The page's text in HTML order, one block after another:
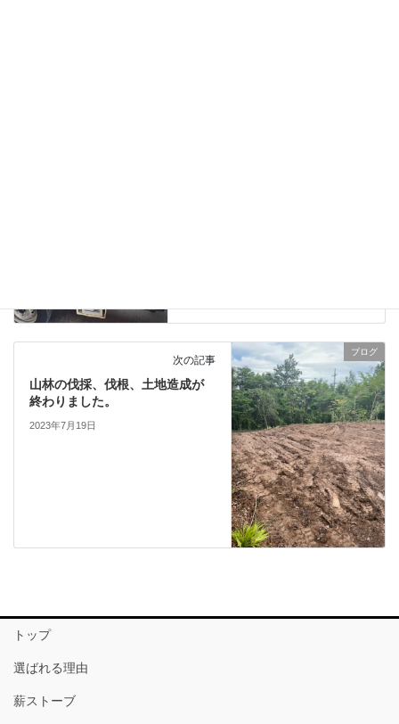
ブログ
次の記事
山林の伐採、伐根、土地造成が
終わりました。
2023年7月19日
トップ
選ばれる理由
薪ストーブ